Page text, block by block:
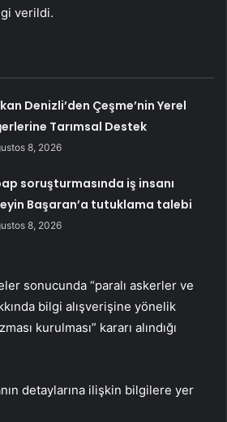
verildi.
Denizli’den Çeşme’nin Yerel
Tarımsal Destek
8, 2026
soruşturmasında iş insanı
Başaran’a tutuklama talebi
8, 2026
sonucunda “paralı askerler ve
bilgi alışverişine yönelik
kurulması” kararı alındığı
detaylarına ilişkin bilgilere yer